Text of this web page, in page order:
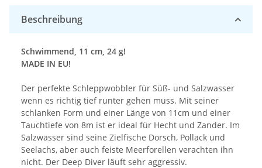
Beschreibung
Schwimmend, 11 cm, 24 g!
MADE IN EU!
Der perfekte Schleppwobbler für Süß- und Salzwasser
wenn es richtig tief runter gehen muss. Mit seiner
schlanken Form und einer Länge von 11cm und einer
Tauchtiefe von 8m ist er ideal für Hecht und Zander. Im
Salzwasser sind seine Zielfische Dorsch, Pollack und
Seelachs, aber auch feiste Meerforellen verachten ihn
nicht. Der Deep Diver läuft sehr aggressiv.